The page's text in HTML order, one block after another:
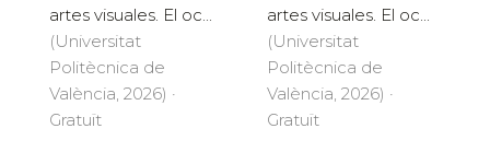
artes visuales. El oc...
(Universitat
Politècnica de
València, 2026) ·
Gratuït
artes visuales. El oc...
(Universitat
Politècnica de
València, 2026) ·
Gratuït